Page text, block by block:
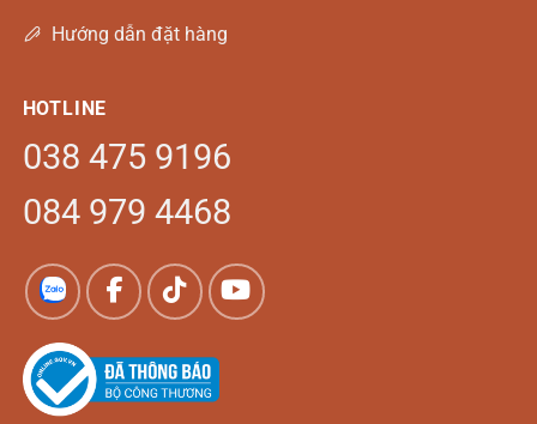
Hướng dẫn đặt hàng
HOTLINE
038 475 9196
084 979 4468